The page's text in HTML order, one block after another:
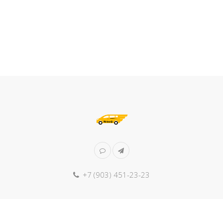
+7 (903) 451-23-23